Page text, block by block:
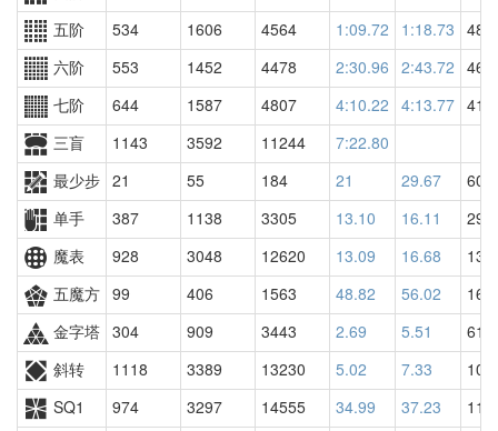
五阶
534 1606 4564 1:09.72 1:18.73
六阶
553 1452 4478 2:30.96 2:43.72
七阶
644 1587 4807 4:10.22 4:13.77
三盲
1143 3592 11244
7:22.80
最少步 21 55 184 21 29.67
600
单手
387 1138 3305 13.10 16.11
魔表
928 3048 12620 13.09 16.68
五魔方 99 406 1563 48.82 56.02
金字塔 304 909 3443 2.69 5.51
斜转
1118 3389 13230 5.02 7.33
SQ1
974 3297 14555 34.99 37.23